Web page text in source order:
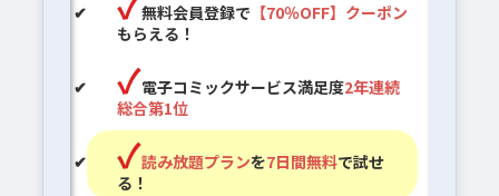
無料会員登録で 【70％OFF】クーポン
もらえる！
電子コミックサービス満足度2年連続
総合第1位
読み放題プランを7日間無料で試せ
る！